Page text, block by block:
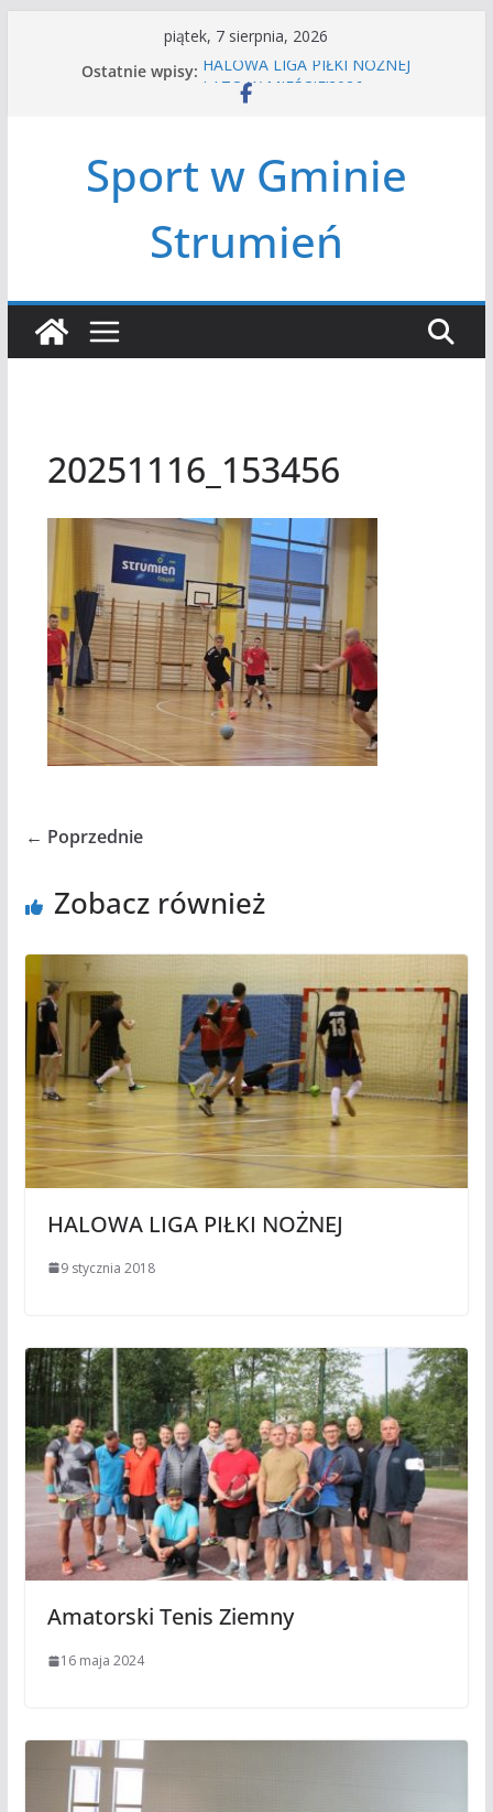
piątek, 7 sierpnia, 2026
Ostatnie wpisy: HALOWA LIGA PIŁKI NOŻNEJ
LATO W MIEŚCIE’2026
Czwórbój lekkoatletyczny
Sport w Gminie
Strumień
20251116_153456
← Poprzednie
Zobacz również
HALOWA LIGA PIŁKI NOŻNEJ
9 stycznia 2018
Amatorski Tenis Ziemny
16 maja 2024